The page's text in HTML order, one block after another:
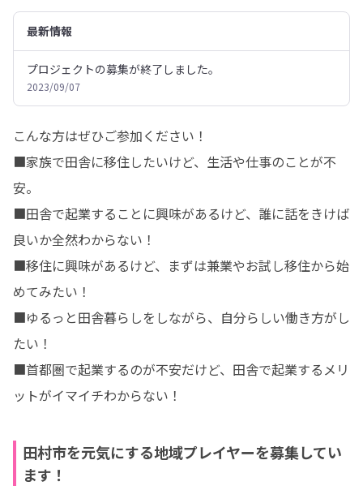
最新情報
プロジェクトの募集が終了しました。
2023/09/07
こんな方はぜひご参加ください！
■家族で田舎に移住したいけど、生活や仕事のことが不
安。
■田舎で起業することに興味があるけど、誰に話をきけば
良いか全然わからない！
■移住に興味があるけど、まずは兼業やお試し移住から始
めてみたい！
■ゆるっと田舎暮らしをしながら、自分らしい働き方がし
たい！
■首都圏で起業するのが不安だけど、田舎で起業するメリ
ットがイマイチわからない！
田村市を元気にする地域プレイヤーを募集してい
ます！